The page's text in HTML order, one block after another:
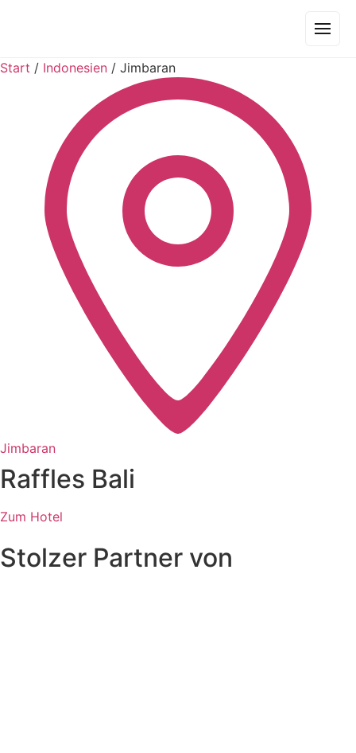
Start / Indonesien / Jimbaran
Jimbaran
Raffles Bali
Zum Hotel
Stolzer Partner von